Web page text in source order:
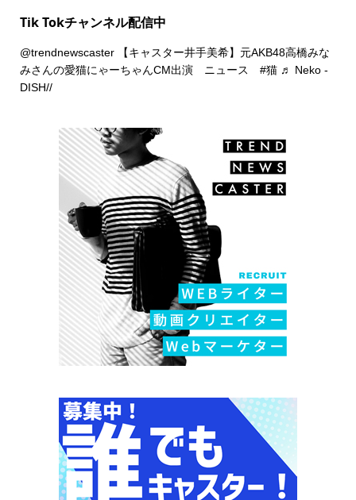
Tik Tokチャンネル配信中
@trendnewscaster【キャスター井手美希】元AKB48高橋みな
みさんの愛猫にゃーちゃんCM出演 ニュース #猫 ♬ Neko -
DISH//